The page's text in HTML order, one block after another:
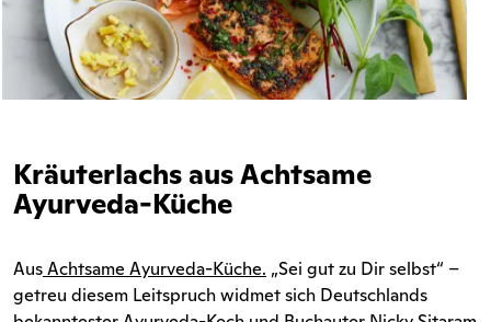
Kräuterlachs aus Achtsame
Ayurveda-Küche
AusAchtsame Ayurveda-Küche. „Sei gut zu Dir selbst“ –
getreu diesem Leitspruch widmet sich Deutschlands